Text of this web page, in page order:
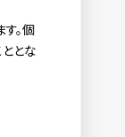
。個
とな